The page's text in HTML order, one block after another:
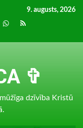
9. augusts, 2026
whatsapp
RSS
✞
dzīvība Kristū